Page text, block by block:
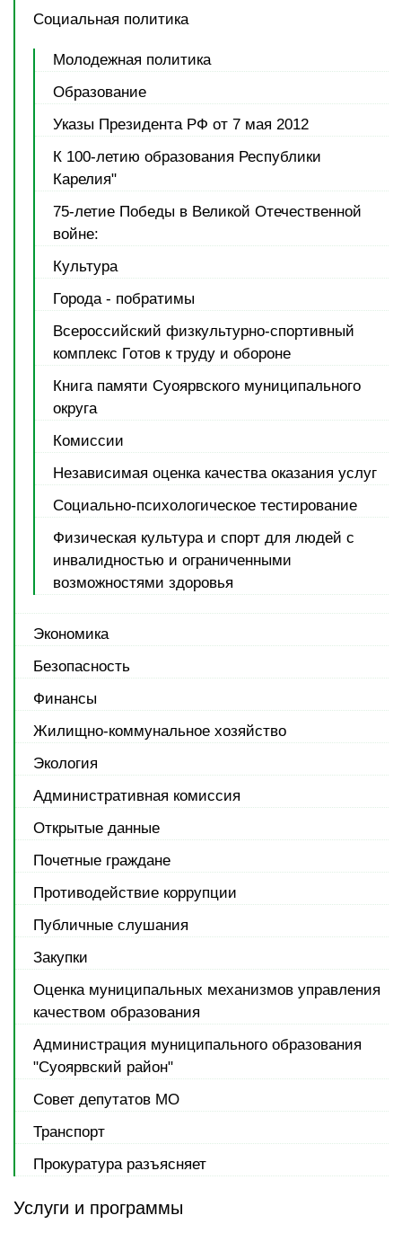
Социальная политика
Молодежная политика
Образование
Указы Президента РФ от 7 мая 2012
К 100-летию образования Республики
Карелия"
75-летие Победы в Великой Отечественной
войне:
Культура
Города - побратимы
Всероссийский физкультурно-спортивный
комплекс Готов к труду и обороне
Книга памяти Суоярвского муниципального
округа
Комиссии
Независимая оценка качества оказания услуг
Социально-психологическое тестирование
Физическая культура и спорт для людей с
инвалидностью и ограниченными
возможностями здоровья
Экономика
Безопасность
Финансы
Жилищно-коммунальное хозяйство
Экология
Административная комиссия
Открытые данные
Почетные граждане
Противодействие коррупции
Публичные слушания
Закупки
Оценка муниципальных механизмов управления
качеством образования
Администрация муниципального образования
"Суоярвский район"
Совет депутатов МО
Транспорт
Прокуратура разъясняет
Услуги и программы